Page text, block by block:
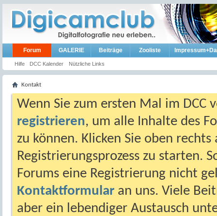
Forum
Hilfe DCC Kalender Nützliche Links
GALERIE Beiträge Zooliste
Kontakt
Wenn Sie zum ersten Mal im DCC
registrieren, um alle Inhalte des
zu können. Klicken Sie oben
Registrierungsprozess zu starten.
Forums eine Registrierung nicht
Kontaktformular an uns. Viele
aber ein lebendiger Austausch